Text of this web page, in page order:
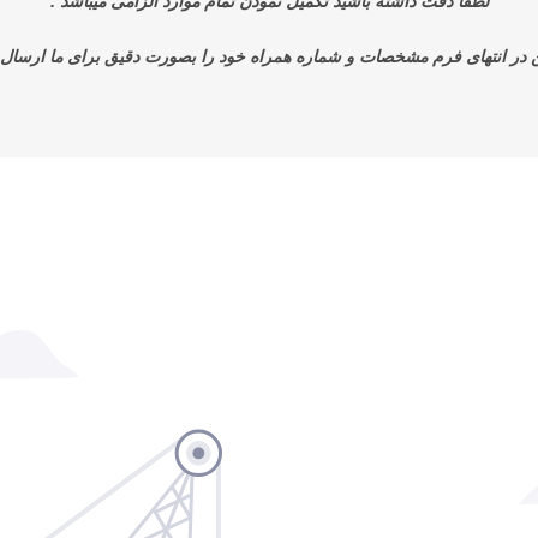
در انتهای فرم مشخصات و شماره همراه خود را بصورت دقیق برای ما ارسال